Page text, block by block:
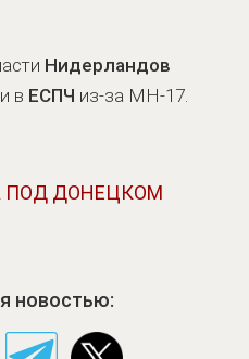
Нидерландов
в ЕСПЧ из-за MH-17.
ПОД ДОНЕЦКОМ
новостью: